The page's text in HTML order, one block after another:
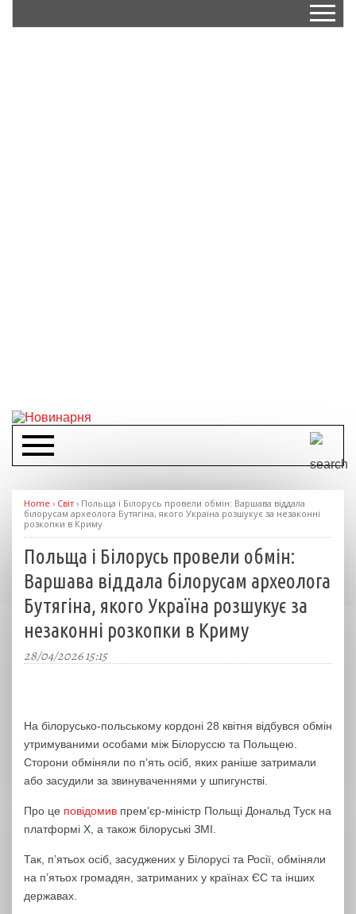
Home › Світ › Польща і Білорусь провели обмін: Варшава віддала
білорусам археолога Бутягіна, якого Україна розшукує за незаконні
розкопки в Криму
Польща і Білорусь провели обмін:
Варшава віддала білорусам археолога
Бутягіна, якого Україна розшукує за
незаконні розкопки в Криму
28/04/2026 15:15
На білорусько-польському кордоні 28 квітня відбувся обмін
утримуваними особами між Білоруссю та Польщею.
Сторони обміняли по п’ять осіб, яких раніше затримали
або засудили за звинуваченнями у шпигунстві.
Про це повідомив прем’єр-міністр Польщі Дональд Туск на
платформі X, а також білоруські ЗМІ.
Так, п’ятьох осіб, засуджених у Білорусі та Росії, обміняли
на п’ятьох громадян, затриманих у країнах ЄС та інших
державах.